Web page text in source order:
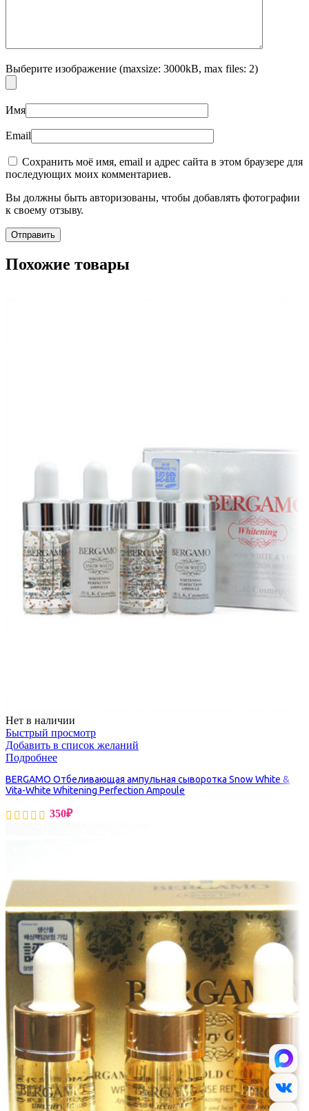
Выберите изображение (maxsize: 3000kB, max files: 2)
Имя
Email
Сохранить моё имя, email и адрес сайта в этом браузере для
последующих моих комментариев.
Вы должны быть авторизованы, чтобы добавлять фотографии
к своему отзыву.
Похожие товары
Нет в наличии
Быстрый просмотр
Добавить в список желаний
Подробнее
BERGAMO Отбеливающая ампульная сыворотка Snow White &
Vita-White Whitening Perfection Ampoule
350₽